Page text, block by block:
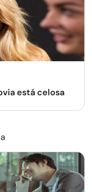
está celosa